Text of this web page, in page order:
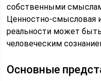
собственными
Ценностно-смысловая
реальности может
человеческим
Основные